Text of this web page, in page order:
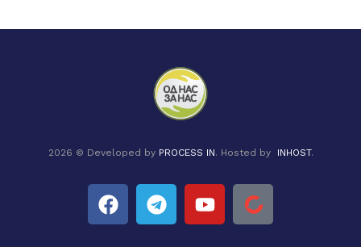
2026 © Developed by PROCESS IN. Hosted by INHOST.